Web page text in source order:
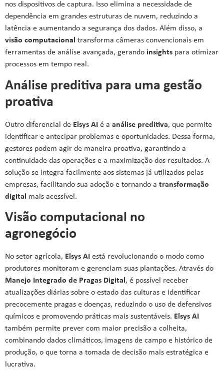
nos dispositivos de captura. Isso elimina a necessidade de
dependência em grandes estruturas de nuvem, reduzindo a
latência e aumentando a segurança dos dados. Além disso, a
visão computacional transforma câmeras convencionais em
ferramentas de análise avançada, gerando insights para otimizar
processos em tempo real.
Análise preditiva para uma gestão
proativa
Outro diferencial de Elsys AI é a análise preditiva, que permite
identificar e antecipar problemas e oportunidades. Dessa forma,
gestores podem agir de maneira proativa, garantindo a
continuidade das operações e a maximização dos resultados. A
solução se integra facilmente aos sistemas já utilizados pelas
empresas, facilitando sua adoção e tornando a transformação
digital
mais acessível.
Visão computacional no
agronegócio
No setor agrícola, Elsys AI está revolucionando o modo como
produtores monitoram e gerenciam suas plantações. Através do
Manejo Integrado de Pragas Digital , é possível receber
atualizações diárias sobre o estado das culturas e identificar
precocemente pragas e doenças, reduzindo o uso de defensivos
químicos e promovendo práticas mais sustentáveis. Elsys AI
também permite prever com maior precisão a colheita,
combinando dados climáticos, imagens de campo e histórico de
produção, o que torna a tomada de decisão mais estratégica e
lucrativa.